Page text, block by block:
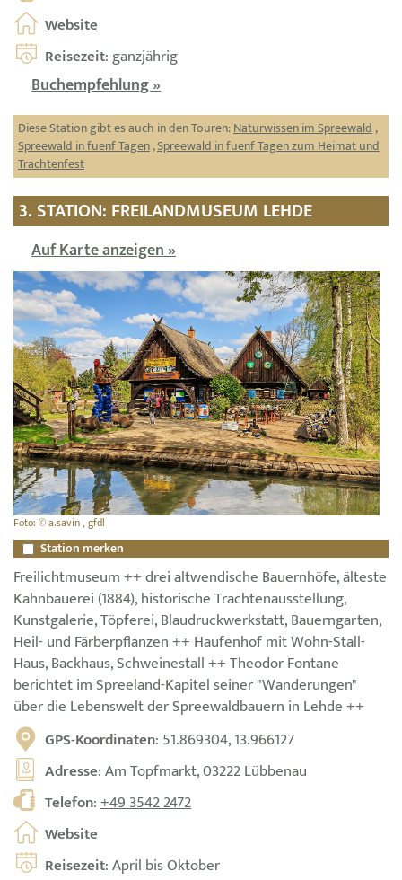
Website
Reisezeit: ganzjährig
Buchempfehlung »
Diese Station gibt es auch in den Touren:Naturwissen im Spreewald,
Spreewald in fuenf Tagen,Spreewald in fuenf Tagen zum Heimat und
Trachtenfest
3. STATION: FREILANDMUSEUM LEHDE
Auf Karte anzeigen »
Foto: © a.savin , gfdl
Station merken
Freilichtmuseum ++ drei altwendische Bauernhöfe, älteste
Kahnbauerei (1884), historische Trachtenausstellung,
Kunstgalerie, Töpferei, Blaudruckwerkstatt, Bauerngarten,
Heil- und Färberpflanzen ++ Haufenhof mit Wohn-Stall-
Haus, Backhaus, Schweinestall ++ Theodor Fontane
berichtet im Spreeland-Kapitel seiner "Wanderungen"
über die Lebenswelt der Spreewaldbauern in Lehde ++
GPS-Koordinaten: 51.869304, 13.966127
Adresse: Am Topfmarkt, 03222 Lübbenau
Telefon:+49 3542 2472
Website
Reisezeit: April bis Oktober